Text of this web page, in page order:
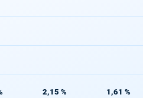
2,15 % 1,61 %